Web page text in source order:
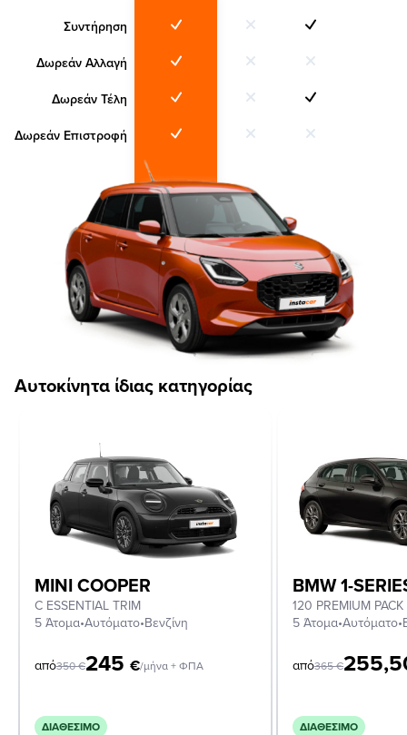
Συντήρηση
Δωρεάν Αλλαγή
Δωρεάν Τέλη
Δωρεάν Επιστροφή
Αυτοκίνητα ίδιας κατηγορίας
MINI COOPER
C ESSENTIAL TRIM
5 Άτομα•Αυτόματο•Βενζίνη
από350€245 €/μήνα + ΦΠΑ
ΔΙΑΘΈΣΙΜΟ
BMW 1-
120 PREMIUM PACK
5 Άτομα•Αυτόματο•
από365€
ΔΙΑΘΈΣΙΜΟ